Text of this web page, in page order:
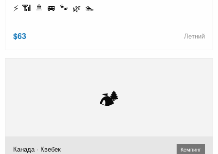
⚡ 📶 🚿 🚐 🐾 🌿 🏊
$63 Летний
🏕️
Канада · Квебек Кемпинг